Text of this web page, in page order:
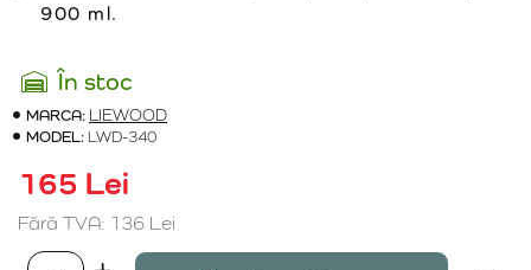
900 ml.
În stoc
MARCA: LIEWOOD
MODEL: LWD-340
165 Lei
Fără TVA: 136 Lei